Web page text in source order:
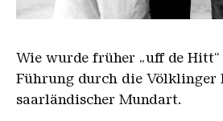
HO 012
Wie wurde früher „uff de Hitt“
Führung durch die Völklinger
saarländischer Mundart.